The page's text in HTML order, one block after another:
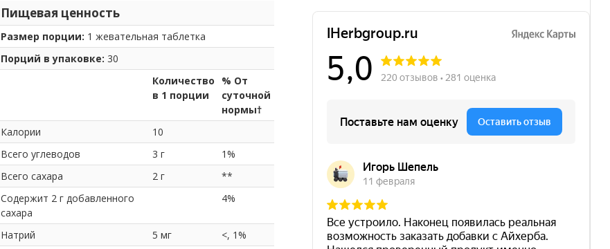
Пищевая ценность
Размер порции: 1 жевательная таблетка
Порций в упаковке: 30
Количество
в 1 порции
% От
суточной
нормы†
Калории
10
Всего углеводов
3 г
1%
Всего сахара
2 г
**
Содержит 2 г добавленного
сахара
4%
Натрий 5 мг
<, 1%